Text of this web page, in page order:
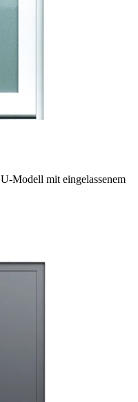
Modell mit eingelassenem